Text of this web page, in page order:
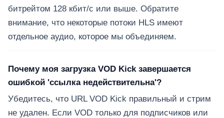
битрейтом 128 кбит/с или выше. Обратите
внимание, что некоторые потоки HLS имеют
отдельное аудио, которое мы объединяем.
Почему моя загрузка VOD Kick завершается
ошибкой 'ссылка недействительна'?
Убедитесь, что URL VOD Kick правильный и стрим
не удален. Если VOD только для подписчиков или